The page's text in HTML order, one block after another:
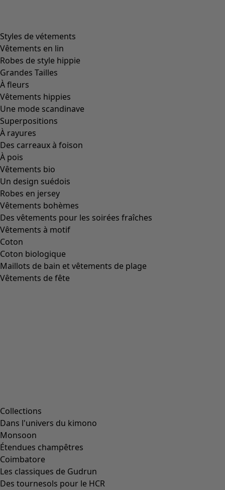
Styles de vétements
Vêtements en lin
Robes de style hippie
Grandes Tailles
À fleurs
Vêtements hippies
Une mode scandinave
Superpositions
À rayures
Des carreaux à foison
À pois
Vêtements bio
Un design suédois
Robes en jersey
Vêtements bohèmes
Des vêtements pour les soirées fraîches
Vêtements à motif
Coton
Coton biologique
Maillots de bain et vêtements de plage
Vêtements de fête
Collections
Dans l'univers du kimono
Monsoon
Étendues champêtres
Coimbatore
Les classiques de Gudrun
Des tournesols pour le HCR